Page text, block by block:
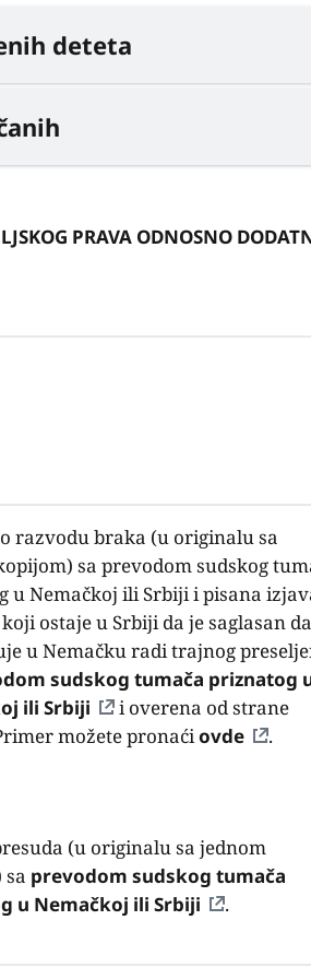
deteta
PRAVA ODNOSNO
razvodu braka (u originalu sa
sa prevodom sudskog
u Nemačkoj ili Srbiji i pisana
ostaje u Srbiji da je saglasan da
u Nemačku radi trajnog
sudskog tumača priznatog
ili Srbiji
i overena od strane
možete pronaći ovde .
(u originalu sa jednom
prevodom sudskog tumača
u Nemačkoj ili Srbiji
.